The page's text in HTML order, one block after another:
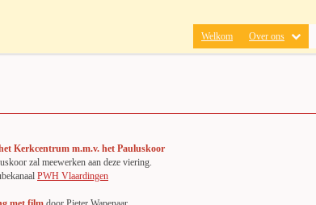
Welkom Over ons
Kerkcentrum m.m.v. het Pauluskoor
zal meewerken aan deze viering.
PWH Vlaardingen